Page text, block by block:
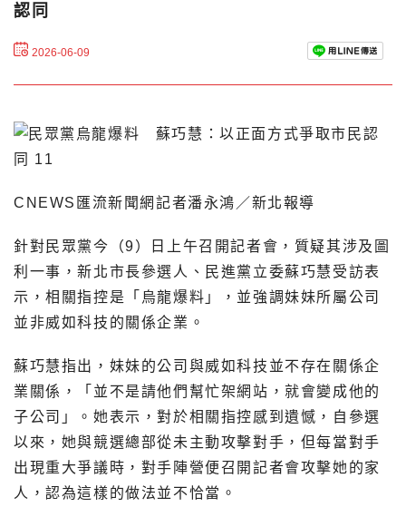
認同
2026-06-09
CNEWS匯流新聞網記者潘永鴻／新北報導
針對民眾黨今（9）日上午召開記者會，質疑其涉及圖
利一事，新北市長參選人、民進黨立委蘇巧慧受訪表
示，相關指控是「烏龍爆料」，並強調妹妹所屬公司
並非威如科技的關係企業。
蘇巧慧指出，妹妹的公司與威如科技並不存在關係企
業關係，「並不是請他們幫忙架網站，就會變成他的
子公司」。她表示，對於相關指控感到遺憾，自參選
以來，她與競選總部從未主動攻擊對手，但每當對手
出現重大爭議時，對手陣營便召開記者會攻擊她的家
人，認為這樣的做法並不恰當。